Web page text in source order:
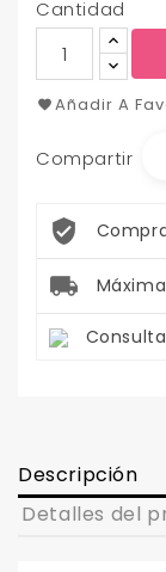
Cantidad
Añadir A
Compartir
Descripción
Detalles del